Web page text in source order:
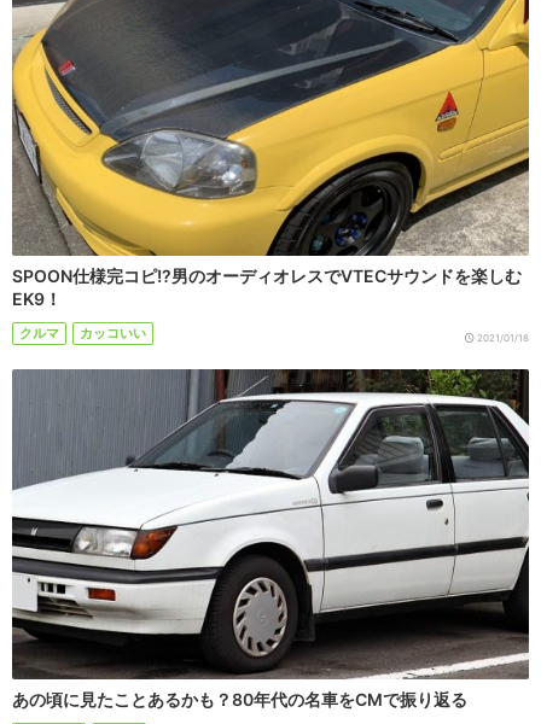
SPOON仕様完コピ!?男のオーディオレスでVTECサウンドを楽しむ
EK9！
クルマ カッコいい 2021/01/18
あの頃に見たことあるかも？80年代の名車をCMで振り返る